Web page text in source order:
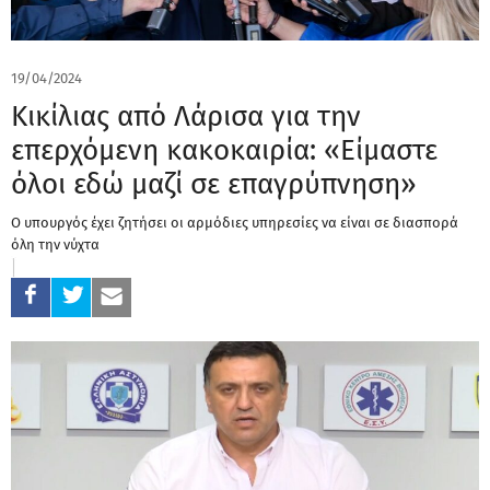
19/04/2024
Κικίλιας από Λάρισα για την
επερχόμενη κακοκαιρία: «Είμαστε
όλοι εδώ μαζί σε επαγρύπνηση»
Ο υπουργός έχει ζητήσει οι αρμόδιες υπηρεσίες να είναι σε διασπορά
όλη την νύχτα